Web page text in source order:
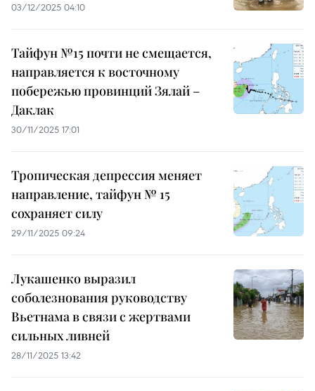
03/12/2025 04:10
Тайфун №15 почти не смещается,
направляется к восточному
побережью провинций Зялай –
Даклак
30/11/2025 17:01
Тропическая депрессия меняет
направление, тайфун № 15
сохраняет силу
29/11/2025 09:24
Лукашенко выразил
соболезнования руководству
Вьетнама в связи с жертвами
сильных ливней
28/11/2025 13:42